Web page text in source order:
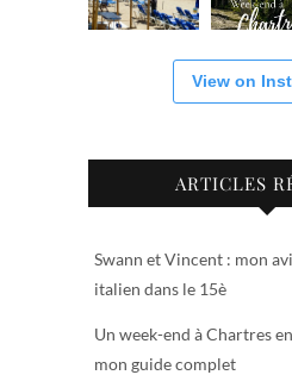
View on
ARTICLES
Swann et Vincent : mon
italien dans le 15è
Un week-end à Chartres
mon guide complet